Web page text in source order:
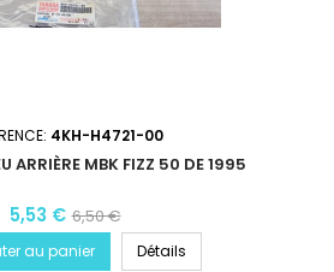
4KH-H4721-00
ARRIÈRE MBK FIZZ 50 DE 1995
5,53 € 6,50 €
au panier Détails